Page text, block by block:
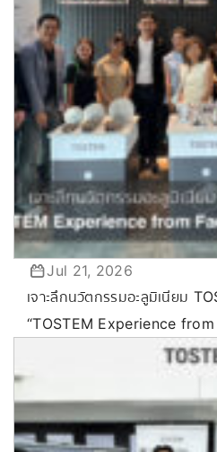
Jul 21, 2026
เจาะลึกนวัตกรรมอะลูมิเนียม
“TOSTEM Experience